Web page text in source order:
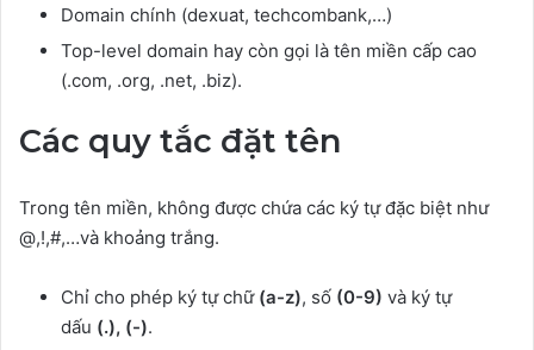
Domain chính (dexuat, techcombank,…)
Top-level domain hay còn gọi là tên miền cấp cao
(.com, .org, .net, .biz).
Các quy tắc đặt tên
Trong tên miền, không được chứa các ký tự đặc biệt như
@,!,#,…và khoảng trắng.
Chỉ cho phép ký tự chữ (a-z), số (0-9) và ký tự
dấu (.), (-).